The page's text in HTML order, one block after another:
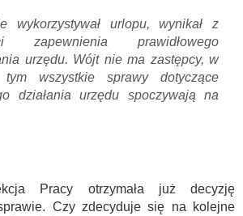
wykorzystywał urlopu, wynikał z
zapewnienia prawidłowego
urzędu. Wójt nie ma zastępcy, w
wszystkie sprawy dotyczące
działania urzędu spoczywają na
Pracy otrzymała już decyzję
Czy zdecyduje się na kolejne